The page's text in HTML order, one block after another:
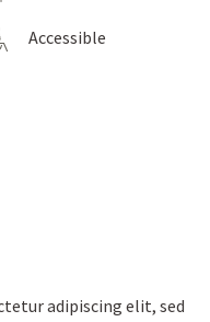
Accessible
adipiscing elit, sed